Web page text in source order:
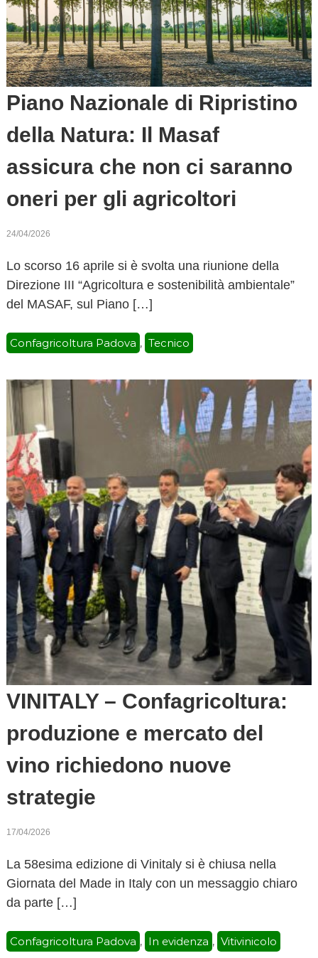
Piano Nazionale di Ripristino
della Natura: Il Masaf
assicura che non ci saranno
oneri per gli agricoltori
24/04/2026
Lo scorso 16 aprile si è svolta una riunione della
Direzione III “Agricoltura e sostenibilità ambientale”
del MASAF, sul Piano […]
Confagricoltura Padova , Tecnico
VINITALY – Confagricoltura:
produzione e mercato del
vino richiedono nuove
strategie
17/04/2026
La 58esima edizione di Vinitaly si è chiusa nella
Giornata del Made in Italy con un messaggio chiaro
da parte […]
Confagricoltura Padova , In evidenza , Vitivinicolo